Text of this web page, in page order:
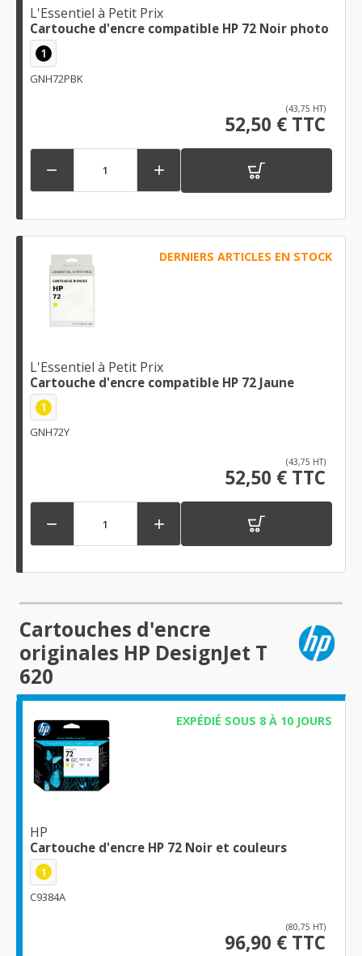
L'Essentiel à Petit Prix
Cartouche d'encre compatible HP 72 Noir photo
1
GNH72PBK
(43,75 HT)
52,50 € TTC
 
DERNIERS ARTICLES EN STOCK
L'Essentiel à Petit Prix
Cartouche d'encre compatible HP 72 Jaune
1
GNH72Y
(43,75 HT)
52,50 € TTC
 
Cartouches d'encre
originales HP DesignJet T
620
EXPÉDIÉ SOUS 8 À 10 JOURS
HP
Cartouche d'encre HP 72 Noir et couleurs
1
C9384A
(80,75 HT)
96,90 € TTC